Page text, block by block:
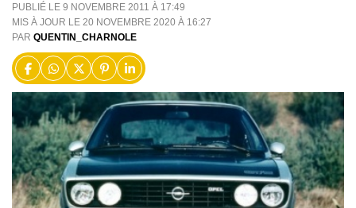
PUBLIÉ LE 9 NOVEMBRE 2011 À 17:49
MIS À JOUR LE 20 NOVEMBRE 2020 À 16:27
PAR QUENTIN_CHARNOLE